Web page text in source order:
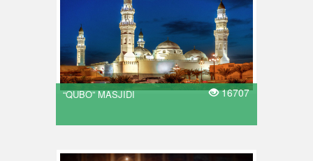
“QUBO” MASJIDI 16707